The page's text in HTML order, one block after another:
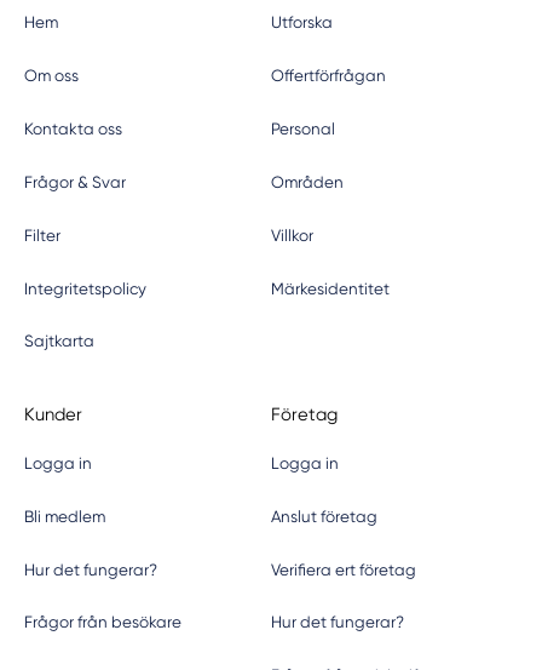
Hem Utforska
Om oss Offertförfrågan
Kontakta oss Personal
Frågor & Svar Områden
Filter Villkor
Integritetspolicy Märkesidentitet
Sajtkarta
Kunder
Logga in
Bli medlem
Hur det fungerar?
Frågor från besökare
Företag
Logga in
Anslut företag
Verifiera ert företag
Hur det fungerar?